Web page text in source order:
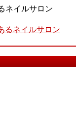
ネイルサロン